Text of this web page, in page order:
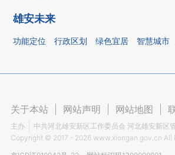
雄安未来
功能定位 行政区划 绿色宜居 智慧城市
关于本站 网站声明 网站地图
主办
中共河北雄安新区工作委员会 河北雄安新区
Copyright © 2017 - 2026 www.xiongan.gov.cn All